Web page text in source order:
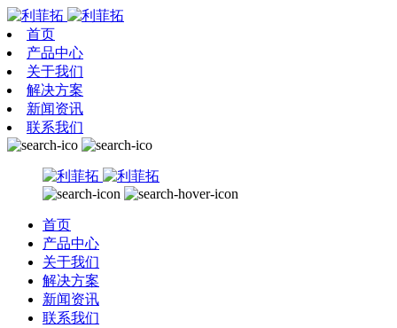
首页
产品中心
关于我们
解决方案
新闻资讯
联系我们
首页
产品中心
关于我们
解决方案
新闻资讯
联系我们